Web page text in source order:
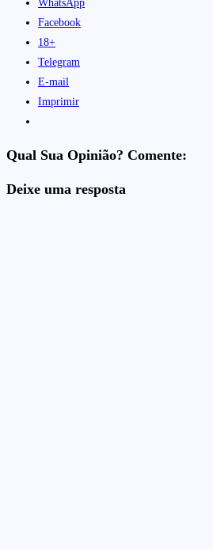
WhatsApp
Facebook
18+
Telegram
E-mail
Imprimir
Qual Sua Opinião? Comente:
Deixe uma resposta